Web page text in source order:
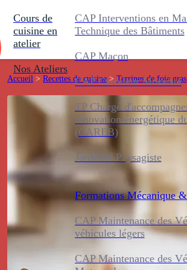
Cours de
cuisine en
atelier
Nos Ateliers
CAP Interventions en
Technique des Bâtiments
CAP Maçon
CAP Carreleur Mosaïste
TP Chargé
rénovation énergétique
(CAREB)
Jardinier Paysagiste
Formations Mécanique
CAP Maintenance des
véhicules légers
CAP Maintenance des
Accueil > Recettes de cuisine > Terrines de foie gras